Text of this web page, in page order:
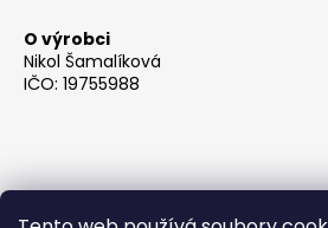
O výrobci
Nikol Šamalíková
IČO: 19755988